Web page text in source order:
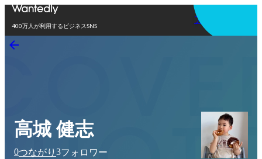
400万人が利用するビジネスSNS
アプリを使う
高城 健志
0つながり 3フォロワー